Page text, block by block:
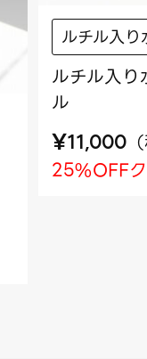
ルチル入り
ルチル入
ル
¥11,000 （
25%OFF